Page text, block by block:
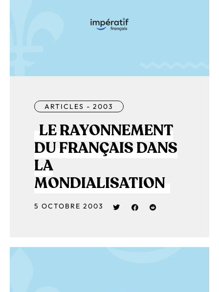
ARTICLES - 2003
LE RAYONNEMENT
DU FRANÇAIS DANS
LA
MONDIALISATION
5 OCTOBRE 2003